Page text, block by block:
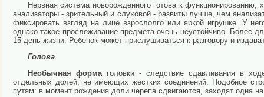
Нервная система новорожденного готова к
анализаторы - зрительный и слуховой - развиты лучше, чем
фиксировать взгляд на лице взрослолго или яркой игрушке. У
однако такое прослеживание предмета очень неустойчиво. Более
15 день жизни. Ребенок может прислушиваться к разговору и
Голова
Необычная формаголовки - следствие сдавливания в
отдельных долей, не имеющих жестких соединений. Подобное
путям: в момент рождения доли черепа сдвигаются, заходят одна